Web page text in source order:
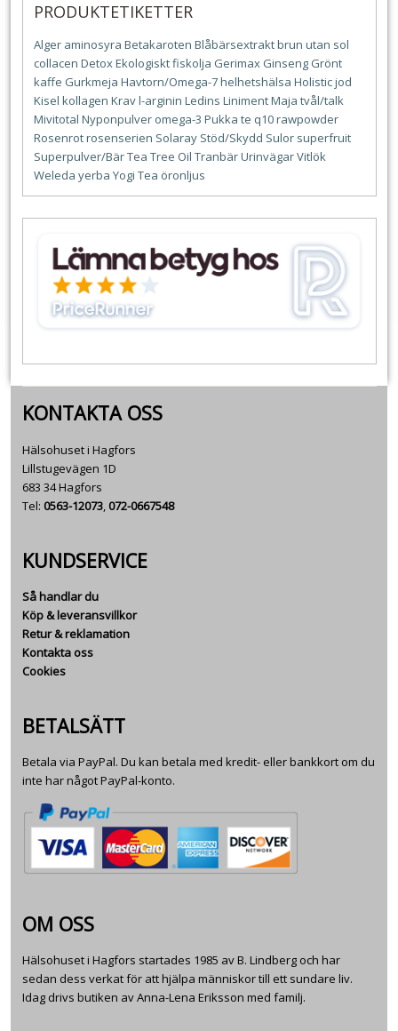
PRODUKTETIKETTER
Alger aminosyra Betakaroten Blåbärsextraktbrun utan sol
collacen DetoxEkologisktfiskolja Gerimax Ginseng Grönt
kaffe Gurkmeja Havtorn/Omega-7helhetshälsa Holisticjod
Kisel kollagen Kravl-arginin Ledins LinimentMaja tvål/talk
Mivitotal Nyponpulver omega-3 Pukka te q10rawpowder
Rosenrotrosenserien Solaray Stöd/Skydd Sulor superfruit
Superpulver/BärTea Tree Oil TranbärUrinvägarVitlök
Weleda yerba Yogi Tea öronljus
KONTAKTA OSS
Hälsohuset i Hagfors
Lillstugevägen 1D
683 34 Hagfors
Tel: 0563-12073,072-0667548
KUNDSERVICE
Så handlar du
Köp & leveransvillkor
Retur & reklamation
Kontakta oss
Cookies
BETALSÄTT
Betala via PayPal. Du kan betala med kredit- eller bankkort om du
inte har något PayPal-konto.
OM OSS
Hälsohuset i Hagfors startades 1985 av B. Lindberg och har
sedan dess verkat för att hjälpa människor till ett sundare liv.
Idag drivs butiken av Anna-Lena Eriksson med familj.